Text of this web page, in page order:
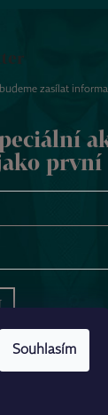
Souhlasím
zasílat
první